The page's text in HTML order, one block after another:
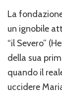
di
La
un ignobile
“il Severo”
della sua
quando il
uccidere